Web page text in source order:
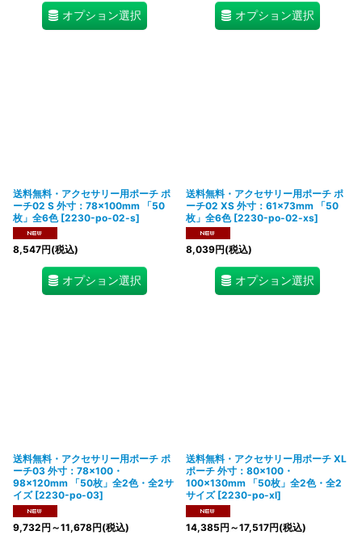
オプション選択 オプション選択
送料無料・アクセサリー用ポーチ ポ
ーチ02 S 外寸：78×100mm 「50
枚」全6色 [2230-po-02-s]
8,547円(税込)
オプション選択
送料無料・アクセサリー用ポーチ ポ
ーチ02 XS 外寸：61×73mm 「50
枚」全6色 [2230-po-02-xs]
8,039円(税込)
オプション選択
送料無料・アクセサリー用ポーチ ポ
ーチ03 外寸：78×100・
98×120mm 「50枚」全2色・全2サ
イズ [2230-po-03]
9,732円 ～11,678円(税込)
送料無料・アクセサリー用ポーチ XL
ポーチ 外寸：80×100・
100×130mm 「50枚」全2色・全2
サイズ [2230-po-xl]
14,385円 ～17,517円(税込)